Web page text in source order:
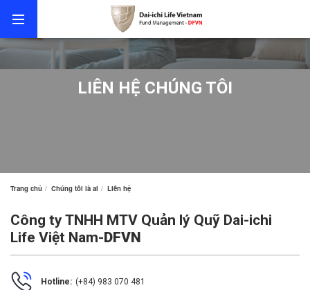
LIÊN HỆ CHÚNG TÔI
Trang chủ Chúng tôi là ai Liên hệ
Công ty TNHH MTV Quản lý Quỹ Dai-ichi
Life Việt Nam-DFVN
Hotline: (+84) 983 070 481